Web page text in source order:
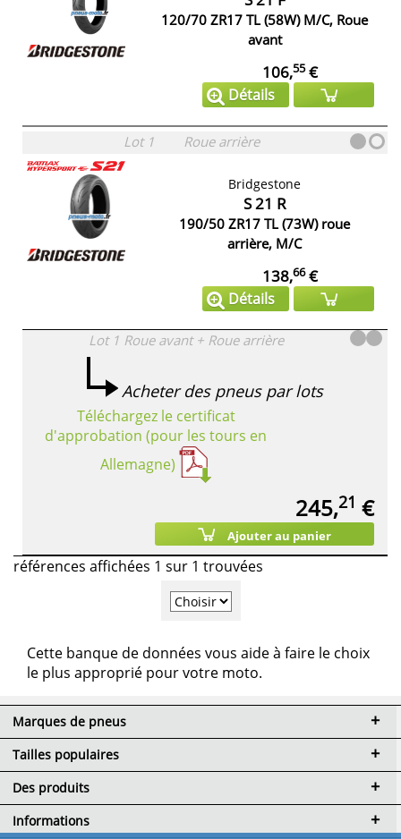
120/70 ZR17 TL (58W) M/C, Roue
avant
106,55€
Détails
Lot 1 Roue arrière
Bridgestone
S 21 R
190/50 ZR17 TL (73W) roue
arrière, M/C
138,66€
Détails
Lot 1 Roue avant + Roue arrière
Acheter des pneus par lots
Téléchargez le certificat
d'approbation (pour les tours en
Allemagne)
245,21 €
Ajouter au panier
références affichées 1 sur 1 trouvées
Cette banque de données vous aide à faire le choix
le plus approprié pour votre moto.
Marques de pneus
Tailles populaires
Des produits
Informations